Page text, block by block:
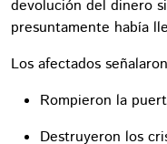
devolución del dinero
presuntamente había
Los afectados
Rompieron la
Destruyeron los